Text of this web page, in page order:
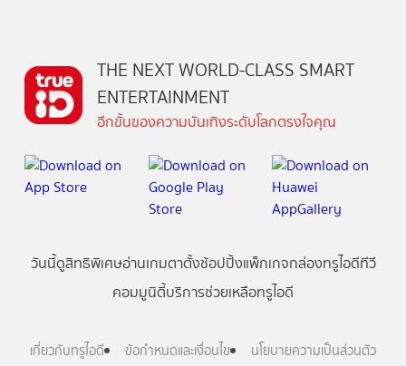
THE NEXT WORLD-CLASS SMART
ENTERTAINMENT
อีกขั้นของความบันเทิงระดับโลกตรงใจคุณ
วันนี้ดูสิทธิพิเศษอ่านเกมตาตั้งช้อปปิ้งแพ็กเกจกล่องทรูไอดีทีวี
คอมมูนิตี้บริการช่วยเหลือทรูไอดี
เกี่ยวกับทรูไอดี ข้อกำหนดและเงื่อนไข
นโยบายความเป็นส่วนตัว